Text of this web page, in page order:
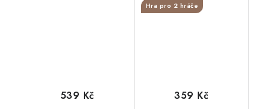
539 Kč
Hra pro 2 hráče
359 Kč